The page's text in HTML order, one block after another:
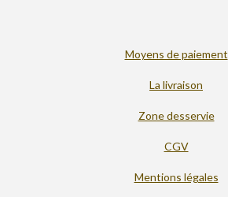
Moyens de paiement
La livraison
Zone desservie
CGV
Mentions légales